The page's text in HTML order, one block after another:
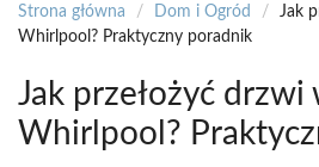
Strona główna / Dom i Ogród /
Jak
Whirlpool? Praktyczny poradnik
Jak przełożyć drzwi
Whirlpool?